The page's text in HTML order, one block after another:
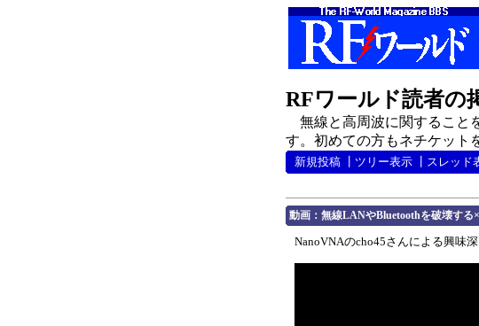
RFワールド読者の
無線と高周波に関すること
す。初めての方もネチケット
新規投稿 ツリー表示 スレッド
動画：無線LANやBluetoothを破壊する
NanoVNAのcho45さんによる興味